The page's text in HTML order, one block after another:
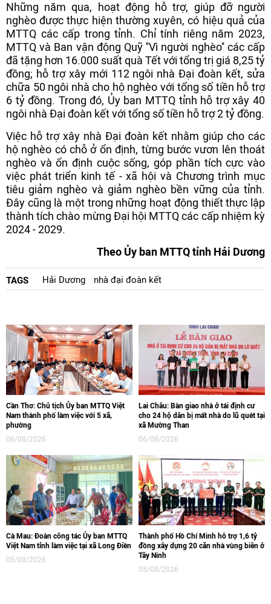
Những năm qua, hoạt động hỗ trợ, giúp đỡ người
nghèo được thực hiện thường xuyên, có hiệu quả của
MTTQ các cấp trong tỉnh. Chỉ tính riêng năm 2023,
MTTQ và Ban vận động Quỹ ''Vì người nghèo'' các cấp
đã tặng hơn 16.000 suất quà Tết với tổng trị giá 8,25 tỷ
đồng; hỗ trợ xây mới 112 ngôi nhà Đại đoàn kết, sửa
chữa 50 ngôi nhà cho hộ nghèo với tổng số tiền hỗ trợ
6 tỷ đồng. Trong đó, Ủy ban MTTQ tỉnh hỗ trợ xây 40
ngôi nhà Đại đoàn kết với tổng số tiền hỗ trợ 2 tỷ đồng.
Việc hỗ trợ xây nhà Đại đoàn kết nhằm giúp cho các
hộ nghèo có chỗ ở ổn định, từng bước vươn lên thoát
nghèo và ổn định cuộc sống, góp phần tích cực vào
việc phát triển kinh tế - xã hội và Chương trình mục
tiêu giảm nghèo và giảm nghèo bền vững của tỉnh.
Đây cũng là một trong những hoạt động thiết thực lập
thành tích chào mừng Đại hội MTTQ các cấp nhiệm kỳ
2024 - 2029.
Theo Ủy ban MTTQ tỉnh Hải Dương
TAGS Hải Dương nhà đại đoàn kết
Cần Thơ: Chủ tịch Ủy ban MTTQ Việt
Nam thành phố làm việc với 5 xã,
phường
06/08/2026
Lai Châu: Bàn giao nhà ở tái định cư
cho 24 hộ dân bị mất nhà do lũ quét tại
xã Mường Than
06/08/2026
Cà Mau: Đoàn công tác Ủy ban MTTQ
Việt Nam tỉnh làm việc tại xã Long Điền
05/08/2026
Thành phố Hồ Chí Minh hỗ trợ 1,6 tỷ
đồng xây dựng 20 căn nhà vùng biên ở
Tây Ninh
05/08/2026